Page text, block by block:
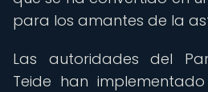
para los amantes de la
Las autoridades del
Teide han